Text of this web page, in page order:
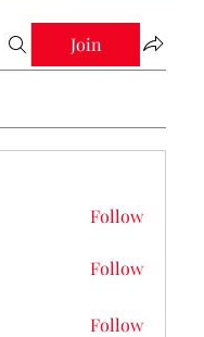
Join
Follow
Follow
Follow